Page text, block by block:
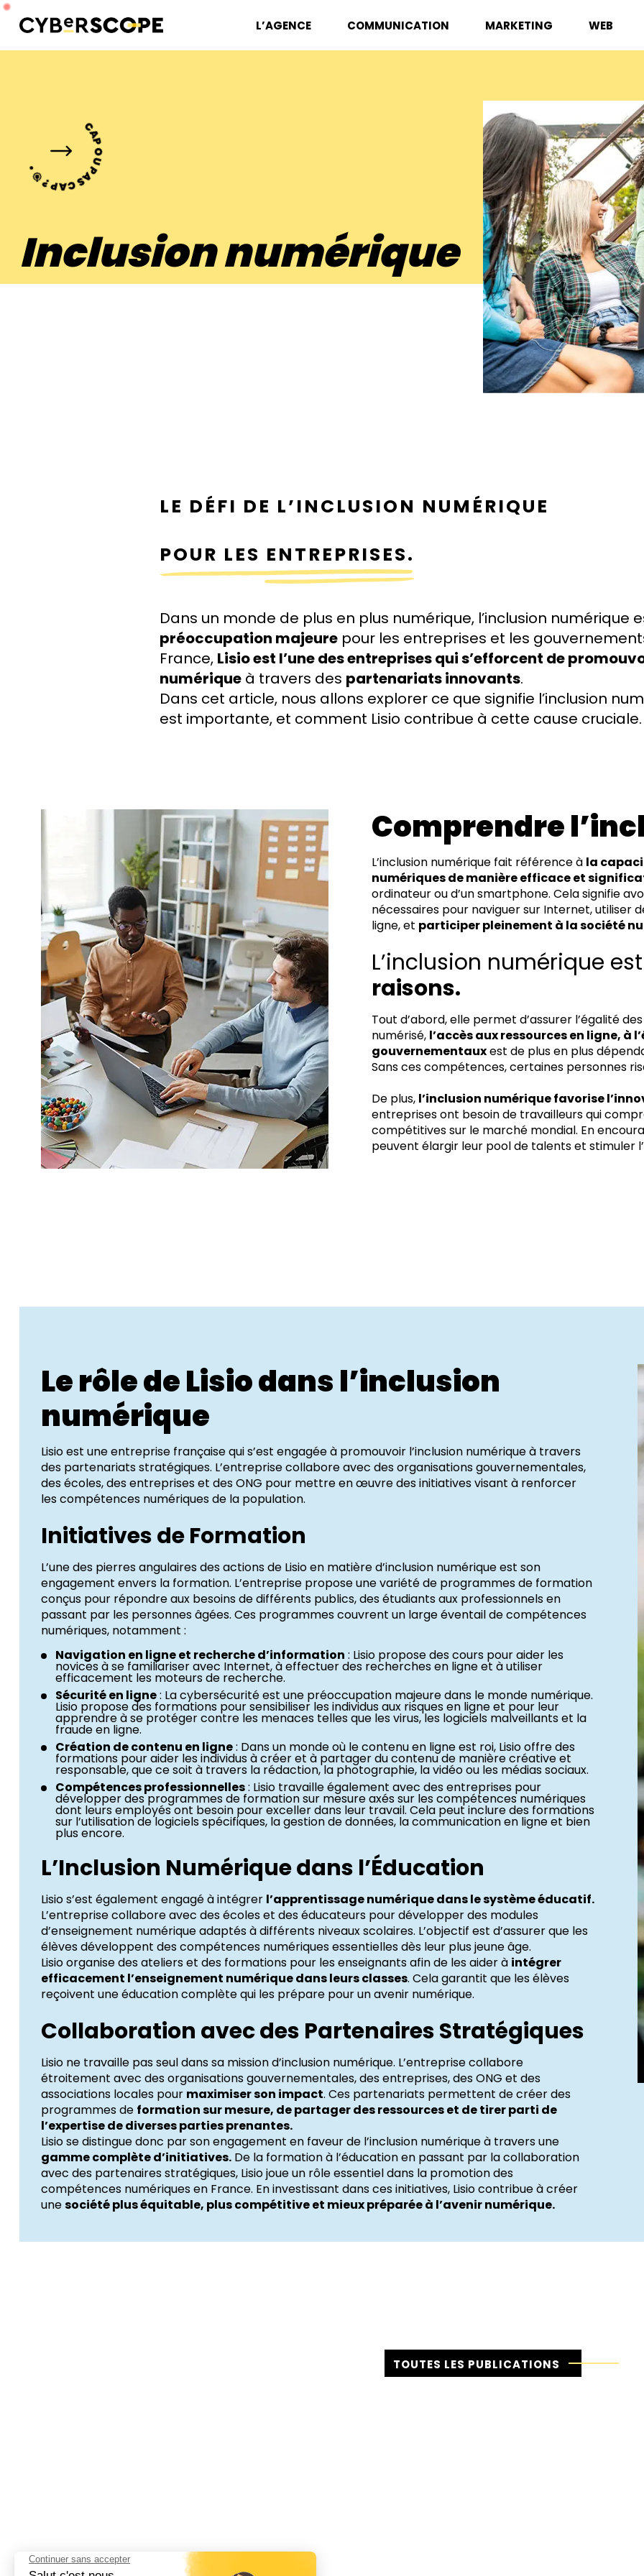
L’AGENCE COMMUNICATION MARKETING WEB
BLOG
BLOG
CARRIÈRES
CARRIÈRES
Inclusion numérique
CAP OU PAS CAP ? 🎯 •
LE DÉFI DE L’INCLUSION NUMÉRIQUE
POUR LES ENTREPRISES.
Dans un monde de plus en plus numérique, l’inclusion numérique
préoccupation majeure pour les entreprises et les
France, Lisio est l’une des entreprises qui s’efforcent de
numérique à travers des partenariats innovants.
Dans cet article, nous allons explorer ce que signifie l’inclusion
est importante, et comment Lisio contribue à cette cause cruciale.
Comprendre
L’inclusion numérique fait référence à la
numériques de manière efficace et
ordinateur ou d’un smartphone. Cela signifie
nécessaires pour naviguer sur Internet, utiliser
ligne, et participer pleinement à la société
L’inclusion numérique
raisons.
Tout d’abord, elle permet d’assurer l’égalité
numérisé, l’accès aux ressources en ligne, à
gouvernementauxest de plus en plus
Sans ces compétences, certaines personnes
De plus, l’inclusion numérique favorise
entreprises ont besoin de travailleurs qui
compétitives sur le marché mondial. En
peuvent élargir leur pool de talents et stimuler
Le rôle de Lisio dans l’inclusion
numérique
Lisio est une entreprise française qui s’est engagée à promouvoir l’inclusion numérique à travers
des partenariats stratégiques. L’entreprise collabore avec des organisations gouvernementales,
des écoles, des entreprises et des ONG pour mettre en œuvre des initiatives visant à renforcer
les compétences numériques de la population.
Initiatives de Formation
L’une des pierres angulaires des actions de Lisio en matière d’inclusion numérique est son
engagement envers la formation. L’entreprise propose une variété de programmes de formation
conçus pour répondre aux besoins de différents publics, des étudiants aux professionnels en
passant par les personnes âgées. Ces programmes couvrent un large éventail de compétences
numériques, notamment :
Navigation en ligne et recherche d’information : Lisio propose des cours pour aider les
novices à se familiariser avec Internet, à effectuer des recherches en ligne et à utiliser
efficacement les moteurs de recherche.
Sécurité en ligne: La cybersécurité est une préoccupation majeure dans le monde numérique.
Lisio propose des formations pour sensibiliser les individus aux risques en ligne et pour leur
apprendre à se protéger contre les menaces telles que les virus, les logiciels malveillants et la
fraude en ligne.
Création de contenu en ligne: Dans un monde où le contenu en ligne est roi, Lisio offre des
formations pour aider les individus à créer et à partager du contenu de manière créative et
responsable, que ce soit à travers la rédaction, la photographie, la vidéo ou les médias sociaux.
Compétences professionnelles: Lisio travaille également avec des entreprises pour
développer des programmes de formation sur mesure axés sur les compétences numériques
dont leurs employés ont besoin pour exceller dans leur travail. Cela peut inclure des formations
sur l’utilisation de logiciels spécifiques, la gestion de données, la communication en ligne et bien
plus encore.
L’Inclusion Numérique dans l’Éducation
Lisio s’est également engagé à intégrer l’apprentissage numérique dans le système éducatif.
L’entreprise collabore avec des écoles et des éducateurs pour développer des modules
d’enseignement numérique adaptés à différents niveaux scolaires. L’objectif est d’assurer que les
élèves développent des compétences numériques essentielles dès leur plus jeune âge.
Lisio organise des ateliers et des formations pour les enseignants afin de les aider à intégrer
efficacement l’enseignement numérique dans leurs classes. Cela garantit que les élèves
reçoivent une éducation complète qui les prépare pour un avenir numérique.
Collaboration avec des Partenaires Stratégiques
Lisio ne travaille pas seul dans sa mission d’inclusion numérique. L’entreprise collabore
étroitement avec des organisations gouvernementales, des entreprises, des ONG et des
associations locales pour maximiser son impact. Ces partenariats permettent de créer des
programmes de formation sur mesure, de partager des ressources et de tirer parti de
l’expertise de diverses parties prenantes.
Lisio se distingue donc par son engagement en faveur de l’inclusion numérique à travers une
gamme complète d’initiatives. De la formation à l’éducation en passant par la collaboration
avec des partenaires stratégiques, Lisio joue un rôle essentiel dans la promotion des
compétences numériques en France. En investissant dans ces initiatives, Lisio contribue à créer
unesociété plus équitable, plus compétitive et mieux préparée à l’avenir numérique.
TOUTES LES PUBLICATIONS